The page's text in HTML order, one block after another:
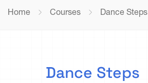
Home Courses Dance Steps
Dance Steps